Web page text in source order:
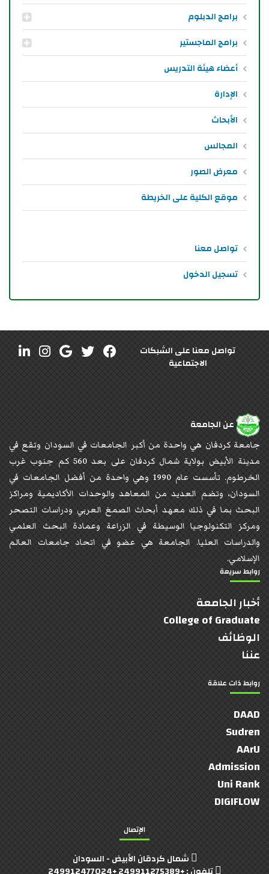
برامج الدبلوم
برامج الماجستير
أعضاء هيئة التدريس
الإدارة
الأبحاث
المجالس
معرض الصور
موقع الكلية على الخريطة
تواصل معنا
تسجيل الدخول
تواصل معنا على الشبكات
الاجتماعية
عن الجامعة
جامعة كردفان هي واحدة من أكبر الجامعات في السودان وتقع في
مدينة الأبيض بولاية شمال كردفان على بعد 560 كم جنوب غرب
الخرطوم. تأسست عام 1990 وهي واحدة من أفضل الجامعات في
السودان، وتضم العديد من المعاهد والوحدات الأكاديمية ومراكز
البحث بما في ذلك معهد أبحاث الصمغ العربي ودراسات التصحر
ومركز التكنولوجيا الوسيطة في الزراعة وعمادة البحث العلمي
والدراسات العليا. الجامعة هي عضو في اتحاد جامعات العالم
الإسلامي.
روابط سريعة
أخبار الجامعة
College of Graduate
الوظائف
عننا
روابط ذات علاقة
DAAD
Sudren
AArU
Admission
Uni Rank
DIGIFLOW
الإتصال
شمال كردقان الأبيض - السودان